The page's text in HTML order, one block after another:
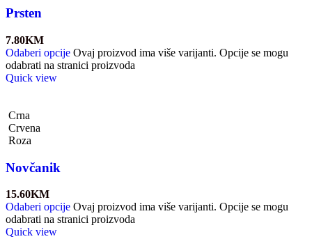
Prsten
7.80KM
Odaberi opcije Ovaj proizvod ima više varijanti. Opcije se mogu
odabrati na stranici proizvoda
Quick view
Crna
Crvena
Roza
Novčanik
15.60KM
Odaberi opcije Ovaj proizvod ima više varijanti. Opcije se mogu
odabrati na stranici proizvoda
Quick view